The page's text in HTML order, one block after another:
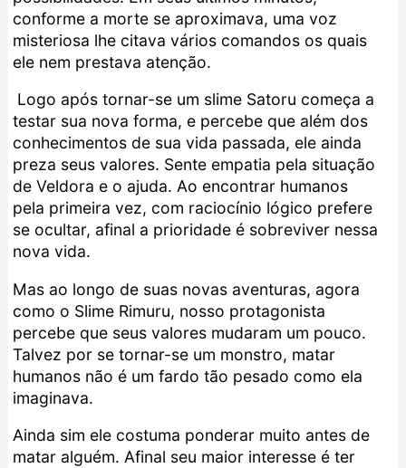
conforme a morte se aproximava, uma voz
misteriosa lhe citava vários comandos os quais
ele nem prestava atenção.
Logo após tornar-se um slime Satoru começa a
testar sua nova forma, e percebe que além dos
conhecimentos de sua vida passada, ele ainda
preza seus valores. Sente empatia pela situação
de Veldora e o ajuda. Ao encontrar humanos
pela primeira vez, com raciocínio lógico prefere
se ocultar, afinal a prioridade é sobreviver nessa
nova vida.
Mas ao longo de suas novas aventuras, agora
como o Slime Rimuru, nosso protagonista
percebe que seus valores mudaram um pouco.
Talvez por se tornar-se um monstro, matar
humanos não é um fardo tão pesado como ela
imaginava.
Ainda sim ele costuma ponderar muito antes de
matar alguém. Afinal seu maior interesse é ter